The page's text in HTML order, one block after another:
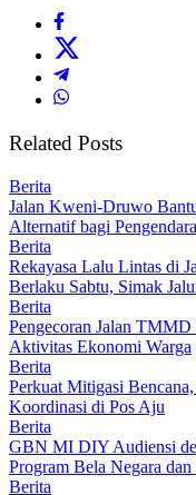
Related Posts
Berita
Jalan Kweni-Druwo
Alternatif bagi Pengendara
Berita
Rekayasa Lalu Lintas di
Berlaku Sabtu, Simak
Berita
Pengecoran Jalan
Aktivitas Ekonomi Warga
Berita
Perkuat Mitigasi
Koordinasi di Pos Aju
Berita
GBN MI DIY Audiensi
Program Bela Negara
Berita